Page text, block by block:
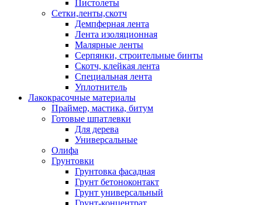
Пистолеты
Сетки,ленты,скотч
Демпферная лента
Лента изоляционная
Малярные ленты
Серпянки, строительные бинты
Скотч, клейкая лента
Специальная лента
Уплотнитель
Лакокрасочные материалы
Праймер, мастика, битум
Готовые шпатлевки
Для дерева
Универсальные
Олифа
Грунтовки
Грунтовка фасадная
Грунт бетоноконтакт
Грунт универсальный